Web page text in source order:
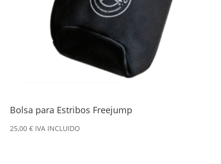
Bolsa para Estribos Freejump
25,00 € IVA INCLUIDO